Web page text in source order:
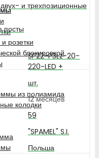
розетки
блокировкой
из полиамида
колодки
и трехпозиционные
посты
SP22-P3Lz-20-
220-LED +
шт.
12 месяцев
59
"SPAMEL" S.I.
Польша